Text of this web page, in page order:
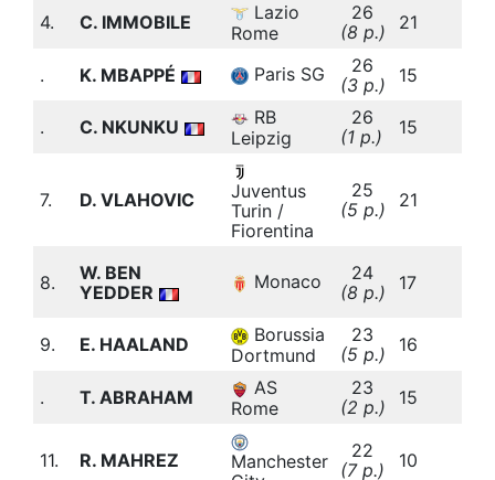
4.
C. IMMOBILE
Lazio
Rome
26
(8 p.)
21
.
K. MBAPPÉ Paris SG
26
(3 p.)
15
.
C. NKUNKU
RB
Leipzig
26
(1 p.)
15
7. D. VLAHOVIC
Juventus
Turin /
Fiorentina
25
(5 p.)
21
8.
W. BEN
YEDDER
Monaco
24
(8 p.)
17
9.
E. HAALAND
Borussia
Dortmund
23
(5 p.)
16
.
T. ABRAHAM
AS
Rome
23
(2 p.)
15
11. R. MAHREZ
Manchester
22
(7 p.)
10